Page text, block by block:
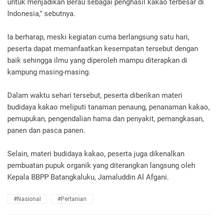
untuk menjadikan Berau sebagai penghasil kakao terbesar di
Indonesia," sebutnya.
Ia berharap, meski kegiatan cuma berlangsung satu hari,
peserta dapat memanfaatkan kesempatan tersebut dengan
baik sehingga ilmu yang diperoleh mampu diterapkan di
kampung masing-masing.
Dalam waktu sehari tersebut, peserta diberikan materi
budidaya kakao meliputi tanaman penaung, penanaman kakao,
pemupukan, pengendalian hama dan penyakit, pemangkasan,
panen dan pasca panen.
Selain, materi budidaya kakao, peserta juga dikenalkan
pembuatan pupuk organik yang diterangkan langsung oleh
Kepala BBPP Batangkaluku, Jamaluddin Al Afgani.
#Nasional #Pertanian